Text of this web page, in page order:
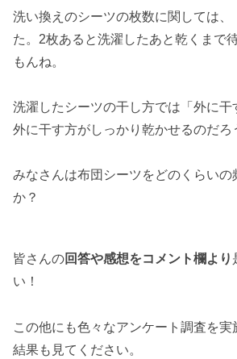
洗い換えのシーツの枚数に関しては、
た。2枚あると洗濯したあと乾くまで
もんね。
洗濯したシーツの干し方では「外に干
外に干す方がしっかり乾かせるのだろ
みなさんは布団シーツをどのくらいの
か？
皆さんの回答や感想をコメント欄より
い！
この他にも色々なアンケート調査を
結果も見てください。